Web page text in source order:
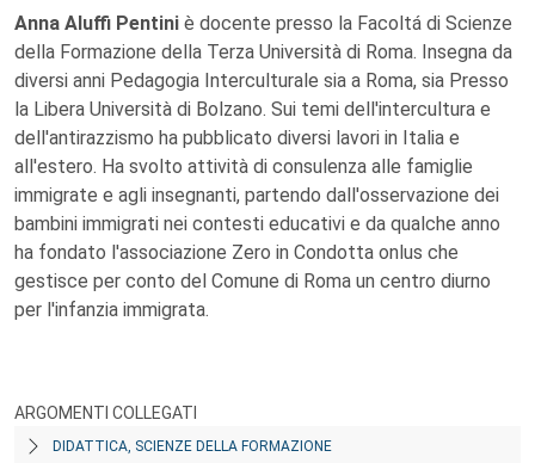
Anna Aluffi Pentini è docente presso la Facoltá di Scienze
della Formazione della Terza Università di Roma. Insegna da
diversi anni Pedagogia Interculturale sia a Roma, sia Presso
la Libera Università di Bolzano. Sui temi dell'intercultura e
dell'antirazzismo ha pubblicato diversi lavori in Italia e
all'estero. Ha svolto attività di consulenza alle famiglie
immigrate e agli insegnanti, partendo dall'osservazione dei
bambini immigrati nei contesti educativi e da qualche anno
ha fondato l'associazione Zero in Condotta onlus che
gestisce per conto del Comune di Roma un centro diurno
per l'infanzia immigrata.
ARGOMENTI COLLEGATI
DIDATTICA, SCIENZE DELLA FORMAZIONE